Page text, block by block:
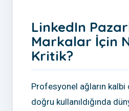
LinkedIn
Markalar İçin
Kritik?
Profesyonel ağların kalbi
doğru kullanıldığında